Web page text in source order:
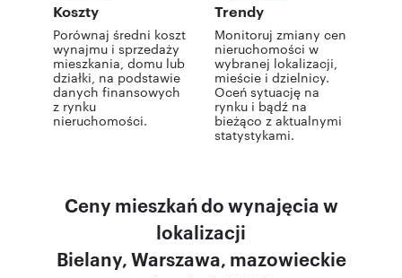
Koszty
Porównaj średni koszt
wynajmu i sprzedaży
mieszkania, domu lub
działki, na podstawie
danych finansowych
z rynku
nieruchomości.
Trendy
Monitoruj zmiany cen
nieruchomości w
wybranej lokalizacji,
mieście i dzielnicy.
Oceń sytuację na
rynku i bądź na
bieżąco z aktualnymi
statystykami.
Ceny mieszkań do wynajęcia w
lokalizacji
Bielany, Warszawa, mazowieckie